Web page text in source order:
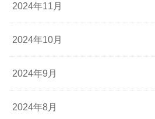
2024年11月
2024年10月
2024年9月
2024年8月